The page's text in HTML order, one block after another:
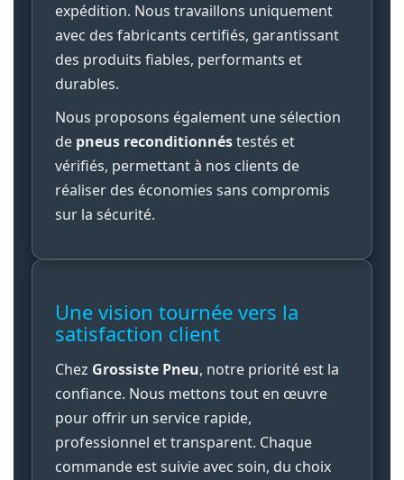
expédition. Nous travaillons uniquement
avec des fabricants certifiés, garantissant
des produits fiables, performants et
durables.
Nous proposons également une sélection
de pneus reconditionnéstestés et
vérifiés, permettant à nos clients de
réaliser des économies sans compromis
sur la sécurité.
Une vision tournée vers la
satisfaction client
Chez Grossiste Pneu, notre priorité est la
confiance. Nous mettons tout en œuvre
pour offrir un service rapide,
professionnel et transparent. Chaque
commande est suivie avec soin, du choix